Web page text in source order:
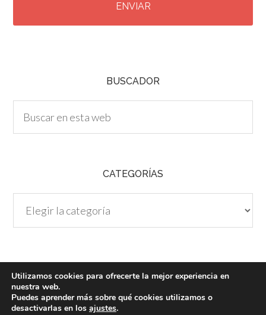
BUSCADOR
CATEGORÍAS
Utilizamos cookies para ofrecerte la mejor experiencia en
nuestra web.
Puedes aprender más sobre qué cookies utilizamos o
desactivarlas en los ajustes.